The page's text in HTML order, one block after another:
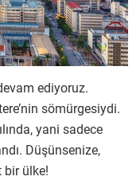
ediyoruz.
sömürgesiydi.
yani sadece
Düşünsenize,
bir ülke!